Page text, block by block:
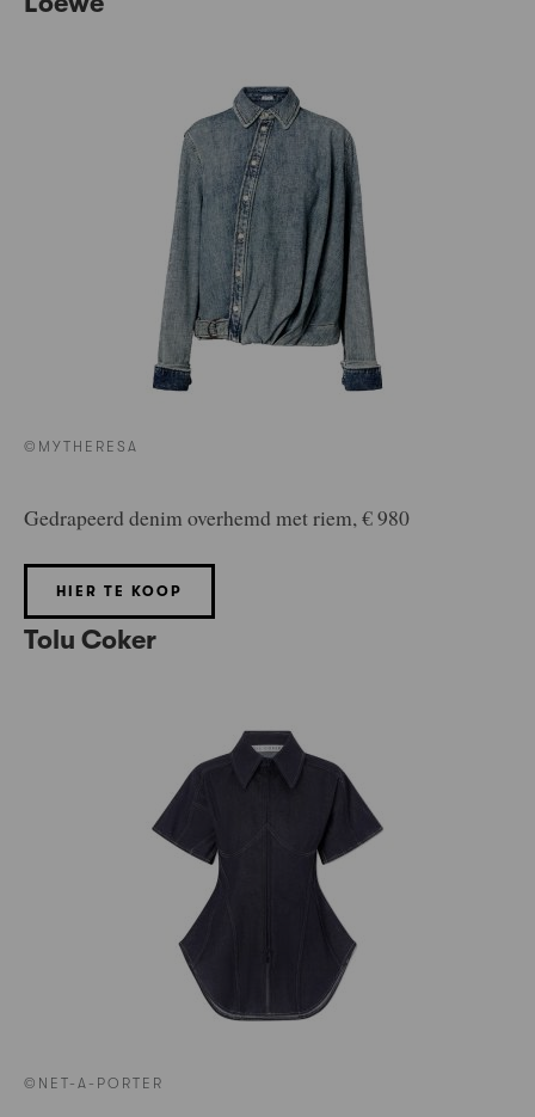
©MYTHERESA
Gedrapeerd denim overhemd met riem, € 980
HIER TE KOOP
Tolu Coker
©NET-A-PORTER